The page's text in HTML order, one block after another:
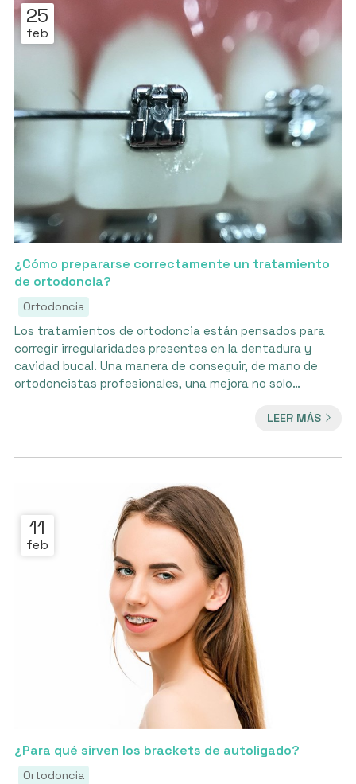
25
feb
¿Cómo prepararse correctamente un tratamiento
de ortodoncia?
Ortodoncia
Los tratamientos de ortodoncia están pensados para
corregir irregularidades presentes en la dentadura y
cavidad bucal. Una manera de conseguir, de mano de
ortodoncistas profesionales, una mejora no solo
vida. No obstante, se debe ser consciente de que, al
suponen grandes ventajas y mejoras para el usuario,
ortodoncia? ¿Quiere saber en q...
LEER MÁS
11
feb
¿Para qué sirven los brackets de autoligado?
Ortodoncia